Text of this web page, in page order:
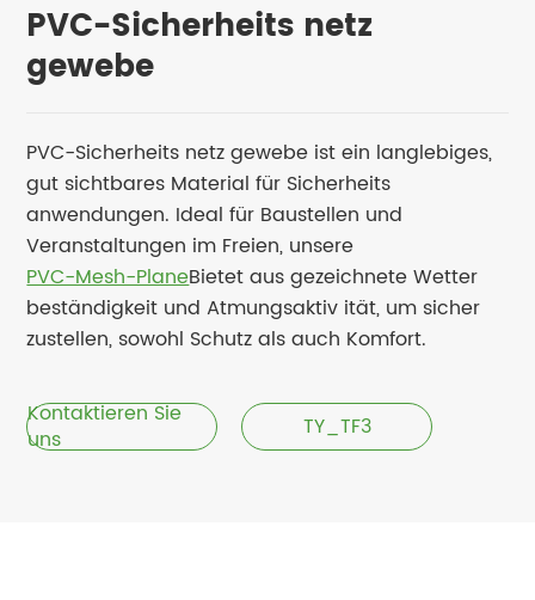
PVC-Sicherheits netz
gewebe
PVC-Sicherheits netz gewebe ist ein langlebiges,
gut sichtbares Material für Sicherheits
anwendungen. Ideal für Baustellen und
Veranstaltungen im Freien, unsere
PVC-Mesh-PlaneBietet aus gezeichnete Wetter
beständigkeit und Atmungsaktiv ität, um sicher
zustellen, sowohl Schutz als auch Komfort.
Kontaktieren Sie
uns
TY_TF3